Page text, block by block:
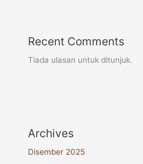
Recent Comments
Tiada ulasan untuk ditunjuk.
Archives
Disember 2025